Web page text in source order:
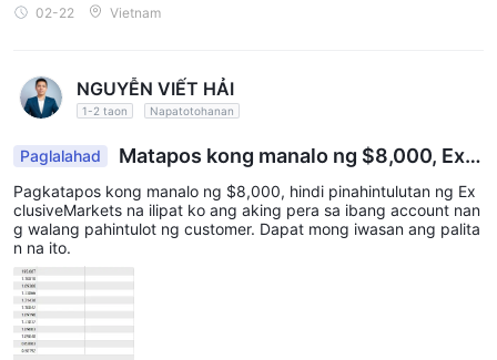
02-22 Vietnam
NGUYỄN VIẾT HẢI
1-2 taon Napatotohanan
Paglalahad
Matapos kong manalo ng $8,000, Excl
usiveMarkets
Pagkatapos kong manalo ng $8,000, hindi pinahintulutan ng Ex
clusiveMarkets na ilipat ko ang aking pera sa ibang account nan
g walang pahintulot ng customer. Dapat mong iwasan ang palita
n na ito.